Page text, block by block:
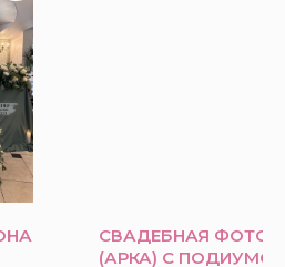
СВАДЕБНАЯ
(АРКА) С